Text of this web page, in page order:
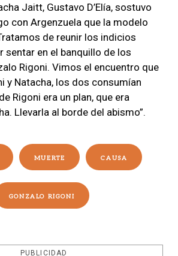
Jaitt, Gustavo D’Elía, sostuvo
con Argenzuela que la modelo
de reunir los indicios
sentar en el banquillo de los
Rigoni. Vimos el encuentro que
y Natacha, los dos consumían
Rigoni era un plan, que era
Llevarla al borde del abismo”.
MUERTE CAUSA
GONZALO RIGONI
PUBLICIDAD